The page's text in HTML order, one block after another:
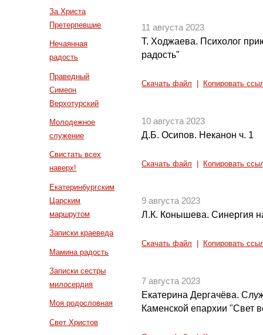
За Христа
Претерпевшие
Нечаянная
радость
Праведный
Симеон
Верхотурский
Молодежное
служение
Свистать всех
наверх!
Екатеринбургским
Царским
маршрутом
Записки краеведа
Мамина радость
Записки сестры
милосердия
Моя родословная
Свет Христов
11 августа 2023
Т. Ходжаева. Психолог
радость"
Скачать файл Копировать
10 августа 2023
Д.Б. Осипов. Неканон ч. 1
Скачать файл Копировать
9 августа 2023
Л.К. Конышева. Синергия
Скачать файл Копировать
7 августа 2023
Екатерина Дергачёва.
Каменской епархии "Свет